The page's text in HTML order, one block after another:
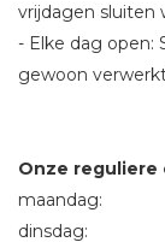
vrijdagen sluiten
- Elke dag open:
gewoon
Onze
maandag:
dinsdag: